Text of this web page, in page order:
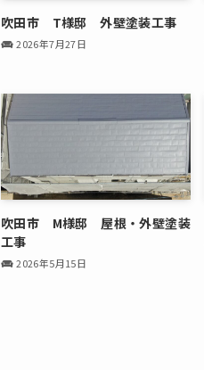
吹田市 T様邸 外壁塗装工事
2026年7月27日
吹田市 M様邸 屋根・外壁塗装
工事
2026年5月15日